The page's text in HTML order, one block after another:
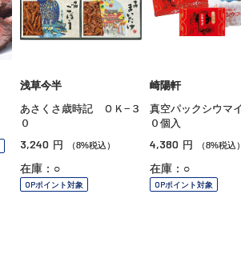
浅草今半
あさくさ歳時記 ＯＫ−３
０
3,240 円 （8%税込）
在庫：○
OPポイント対象
崎陽軒
真空パックシウ
０個入
4,380 円 （8%税込
在庫：○
OPポイント対象